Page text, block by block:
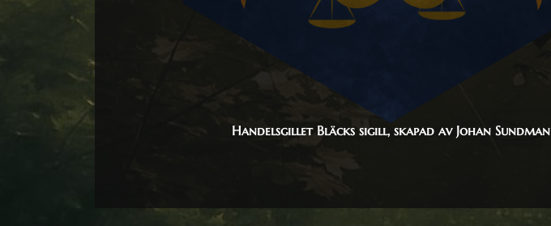
Handelsgillet Bläcks sigill, skapad av Johan Sundman